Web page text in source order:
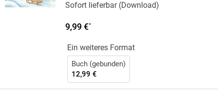
Sofort lieferbar (Download)
9,99 €*
Ein weiteres Format
Buch (gebunden)
12,99 €